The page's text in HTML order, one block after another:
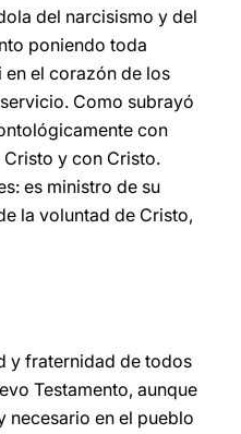
del narcisismo y del
poniendo toda
en el corazón de los
Como subrayó
con
y con Cristo.
es ministro de su
la voluntad de Cristo,
y fraternidad de todos
Testamento, aunque
necesario en el pueblo